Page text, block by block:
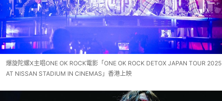
爆旋陀螺X主唱ONE OK ROCK電影「ONE OK ROCK DETOX JAPAN TOUR 2025
AT NISSAN STADIUM IN CINEMAS」香港上映